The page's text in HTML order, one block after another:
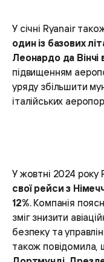
У січні Ryanair
один із базових
Леонардо да Вінчі
підвищенням
уряду збільшити
італійських
У жовтні 2024
свої рейси з
12%. Компанія
зміг знизити
безпеку та
також повідомила,